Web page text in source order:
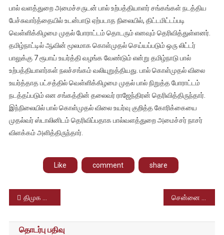
பேச்சுவார்த்தை
தோல்வியடைந்ததால்
போராட்டம்
அறிவிப்பு
உற்பத்தியாளர்கள்
சங்கம்
முடிவு
பால் வளத்துறை அமைச்சருடன் பால் உற்பத்தியாளர் சங்கங்கள் நடத்திய
பேச்சுவார்த்தையில் உடன்பாடு ஏற்படாத நிலையில், திட்டமிட்டப்படி
வெள்ளிக்கிழமை முதல் போராட்டம் தொடரும் எனவும் தெரிவித்துள்ளனர்.
தமிழ்நாட்டில் ஆவின் மூலமாக கொள்முதல் செய்யப்படும் ஒரு லிட்டர்
பாலுக்கு 7 ரூபாய் உயர்த்தி வழங்க வேண்டும் என்று தமிழ்நாடு பால்
உற்பத்தியாளர்கள் நலச்சங்கம் வலியுறுத்தியது. பால் கொள்முதல் விலை
உயர்த்தாத பட்சத்தில் வெள்ளிக்கிழமை முதல் பால் நிறுத்த போராட்டம்
நடத்தப்படும் என சங்கத்தின் தலைவர் ராஜேந்திரன் தெரிவித்திருந்தார்.
இந்நிலையில் பால் கொள்முதல் விலை உயர்வு குறித்த கோரிக்கையை
முதல்வர் ஸ்டாலினிடம் தெரிவிப்பதாக பால்வளத்துறை அமைச்சர் நாசர்
விளக்கம் அளித்திருந்தார்.
Like comment share
Post
navigation
திமுக பொது கூட்டங்களில் பேனர்கள் வைக்கக் கூடாது – தொண்டர்களுக்கு திமுக தலைமை கட்டளை
தொடர்பு பதிவு